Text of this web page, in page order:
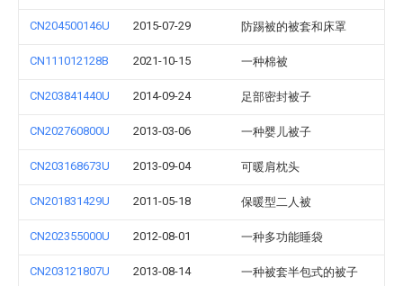
CN204500146U 2015-07-29 防踢被的被套和床罩
CN111012128B 2021-10-15 一种棉被
CN203841440U 2014-09-24 足部密封被子
CN202760800U 2013-03-06 一种婴儿被子
CN203168673U 2013-09-04 可暖肩枕头
CN201831429U 2011-05-18 保暖型二人被
CN202355000U 2012-08-01 一种多功能睡袋
CN203121807U 2013-08-14 一种被套半包式的被子